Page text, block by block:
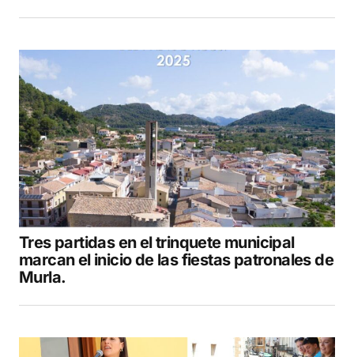
Tres partidas en el trinquete municipal
marcan el inicio de las fiestas patronales de
Murla.